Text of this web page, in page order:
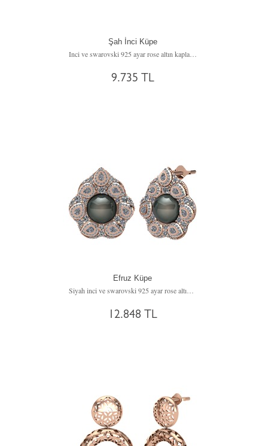
Şah İnci Küpe
Inci ve swarovski 925 ayar rose altın kaplama gümüş küpe
9.735 TL
Efruz Küpe
12.848 TL